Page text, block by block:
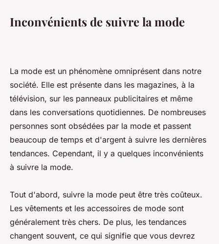
Inconvénients de suivre la mode
La mode est un phénomène omniprésent dans notre
société. Elle est présente dans les magazines, à la
télévision, sur les panneaux publicitaires et même
dans les conversations quotidiennes. De nombreuses
personnes sont obsédées par la mode et passent
beaucoup de temps et d'argent à suivre les dernières
tendances. Cependant, il y a quelques inconvénients
à suivre la mode.
Tout d'abord, suivre la mode peut être très coûteux.
Les vêtements et les accessoires de mode sont
généralement très chers. De plus, les tendances
changent souvent, ce qui signifie que vous devrez